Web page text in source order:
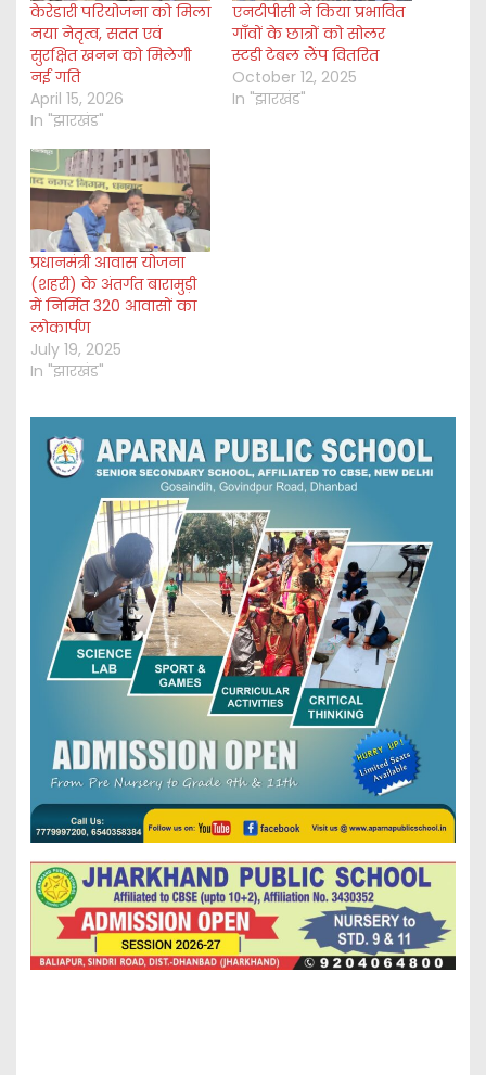
केरेडारी परियोजना को मिला
नया नेतृत्व, सतत एवं
सुरक्षित खनन को मिलेगी
नई गति
April 15, 2026
In "झारखंड"
एनटीपीसी ने किया प्रभावित
गाँवों के छात्रों को सोलर
स्टडी टेबल लैंप वितरित
October 12, 2025
In "झारखंड"
प्रधानमंत्री आवास योजना
(शहरी) के अंतर्गत बारामुड़ी
में निर्मित 320 आवासों का
लोकार्पण
July 19, 2025
In "झारखंड"